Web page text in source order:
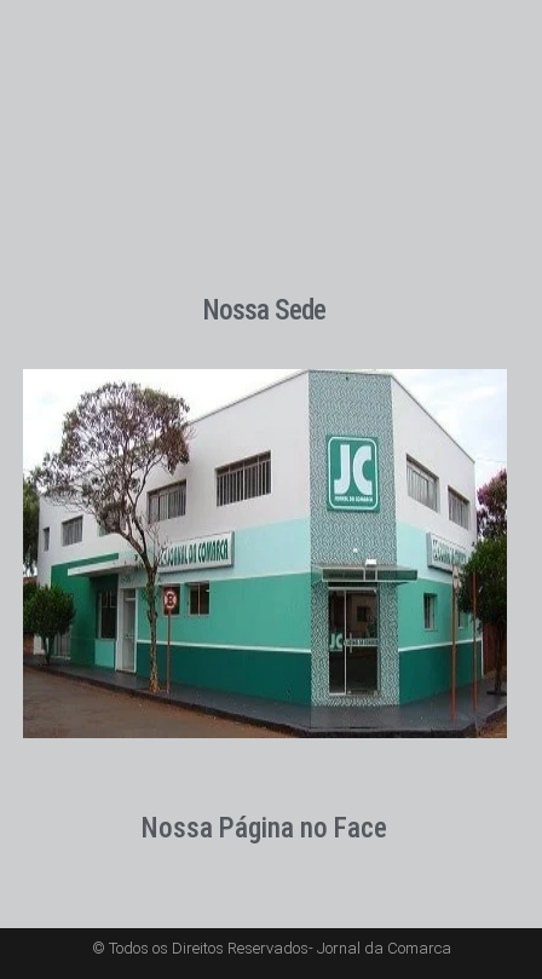
Nossa Sede
Nossa Página no Face
© Todos os Direitos Reservados- Jornal da Comarca